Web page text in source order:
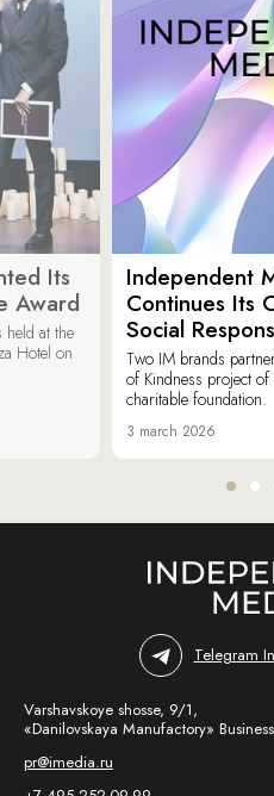
Its
Award
held at the
Hotel on
Independent
Continues Its
Social
Two IM brands
of Kindness project
charitable foundation.
3 march 2026
Telegram
Varshavskoye shosse, 9/1,
«Danilovskaya Manufactory»
pr@imedia.ru